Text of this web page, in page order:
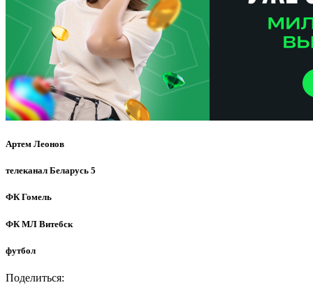
Артем Леонов
телеканал Беларусь 5
ФК Гомель
ФК МЛ Витебск
футбол
Поделиться: